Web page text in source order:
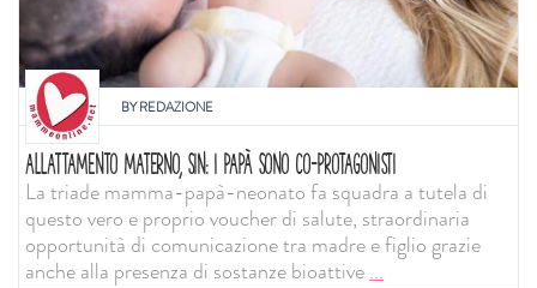
BYREDAZIONE
ALLATTAMENTO MATERNO, SIN: I PAPÀ SONO CO-PROTAGONISTI
La triade mamma-papà-neonato fa squadra a tutela di
questo vero e proprio voucher di salute, straordinaria
opportunità di comunicazione tra madre e figlio grazie
anche alla presenza di sostanze bioattive...